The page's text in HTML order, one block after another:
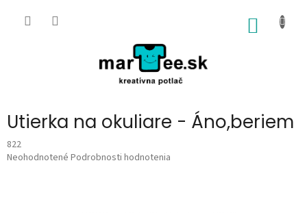
Utierka na okuliare - Áno,beriem
822
Priemerné
Neohodnotené Podrobnosti hodnotenia